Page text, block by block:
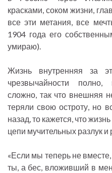
красками, соком жизни,
все эти метания, все
1904 года его
умираю).
Жизнь внутренняя за
чрезвычайности
сложно, так что внешняя
теряли свою остроту, но
назад, то кажется, что
цепи мучительных разлук
«Если мы теперь не
ты, а бес, вложивший в